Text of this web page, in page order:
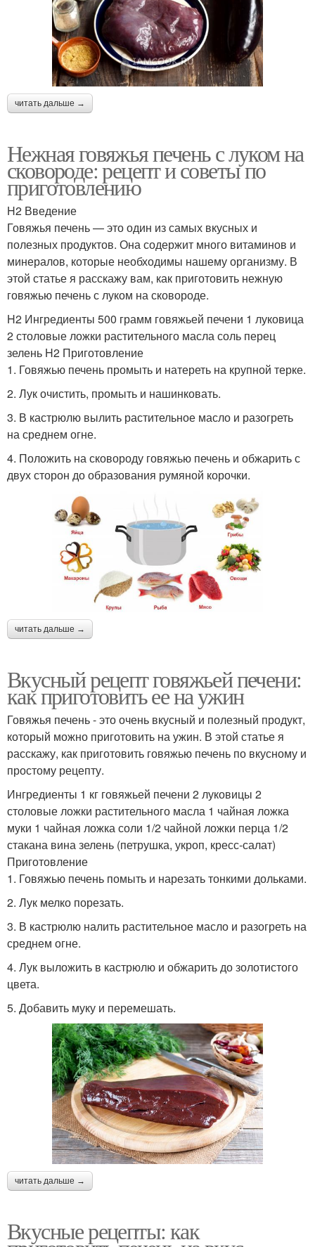
читать дальше →
Нежная говяжья печень с луком на
сковороде: рецепт и советы по
приготовлению
H2 Введение
Говяжья печень — это один из самых вкусных и
полезных продуктов. Она содержит много витаминов и
минералов, которые необходимы нашему организму. В
этой статье я расскажу вам, как приготовить нежную
говяжью печень с луком на сковороде.
H2 Ингредиенты 500 грамм говяжьей печени 1 луковица
2 столовые ложки растительного масла соль перец
зелень H2 Приготовление
1. Говяжью печень промыть и натереть на крупной терке.
2. Лук очистить, промыть и нашинковать.
3. В кастрюлю вылить растительное масло и разогреть
на среднем огне.
4. Положить на сковороду говяжью печень и обжарить с
двух сторон до образования румяной корочки.
читать дальше →
Вкусный рецепт говяжьей печени:
как приготовить ее на ужин
Говяжья печень - это очень вкусный и полезный продукт,
который можно приготовить на ужин. В этой статье я
расскажу, как приготовить говяжью печень по вкусному и
простому рецепту.
Ингредиенты 1 кг говяжьей печени 2 луковицы 2
столовые ложки растительного масла 1 чайная ложка
муки 1 чайная ложка соли 1/2 чайной ложки перца 1/2
стакана вина зелень (петрушка, укроп, кресс-салат)
Приготовление
1. Говяжью печень помыть и нарезать тонкими дольками.
2. Лук мелко порезать.
3. В кастрюлю налить растительное масло и разогреть на
среднем огне.
4. Лук выложить в кастрюлю и обжарить до золотистого
цвета.
5. Добавить муку и перемешать.
читать дальше →
Вкусные рецепты: как